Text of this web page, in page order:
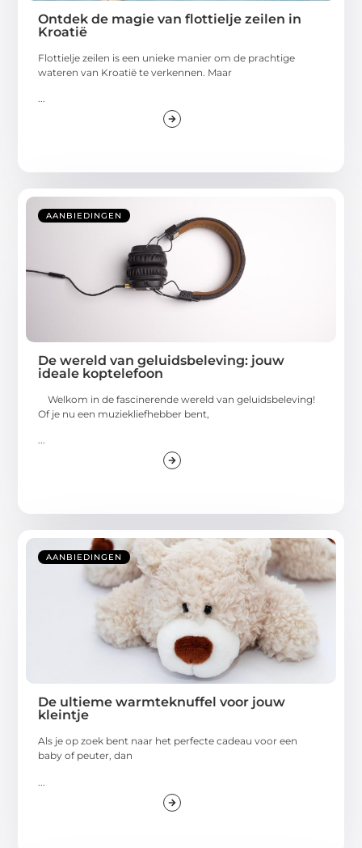
Ontdek de magie van flottielje zeilen in
Kroatië
Flottielje zeilen is een unieke manier om de prachtige
wateren van Kroatië te verkennen. Maar
AANBIEDINGEN
De wereld van geluidsbeleving: jouw
ideale koptelefoon
Welkom in de fascinerende wereld van geluidsbeleving!
Of je nu een muziekliefhebber bent,
...
AANBIEDINGEN
De ultieme warmteknuffel voor jouw
kleintje
Als je op zoek bent naar het perfecte cadeau voor een
baby of peuter, dan